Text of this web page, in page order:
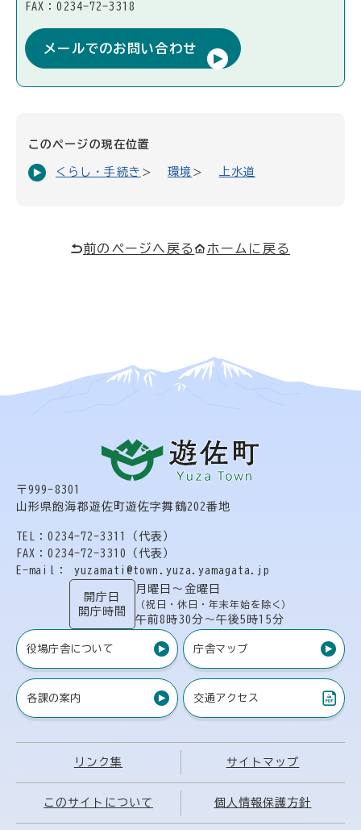
FAX：0234-72-3318
メールでのお問い合わせ
このページの現在位置
くらし・手続き 環境 上水道
前のページへ戻る ホームに戻る
〒999-8301
山形県飽海郡遊佐町遊佐字舞鶴202番地
TEL：0234-72-3311（代表）
FAX：0234-72-3310（代表）
E-mail： yuzamati@town.yuza.yamagata.jp
開庁日
開庁時間
月曜日〜金曜日
（祝日・休日・年末年始を除く）
午前8時30分〜午後5時15分
役場庁舎について 庁舎マップ
各課の案内 交通アクセス
（PDF）
リンク集 サイトマップ
このサイトについて 個人情報保護方針